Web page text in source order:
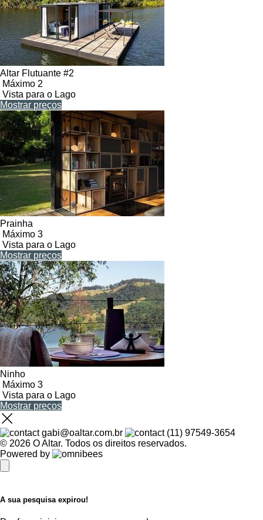
Altar Flutuante #2
Máximo 2
Vista para o Lago
Mostrar preços
Prainha
Máximo 3
Vista para o Lago
Mostrar preços
Ninho
Máximo 3
Vista para o Lago
Mostrar preços
gabi@oaltar.com.br
(11) 97549-3654
© 2026 O Altar. Todos os direitos reservados.
Powered by
A sua pesquisa expirou!